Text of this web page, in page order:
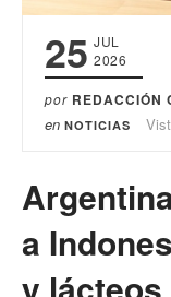
25 JUL
2026
por REDACCIÓN
en NOTICIAS
a
y lácteos